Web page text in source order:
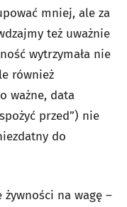
mniej, ale za
też uważnie
wytrzymała nie
również
ważne, data
przed”) nie
do
na wagę –